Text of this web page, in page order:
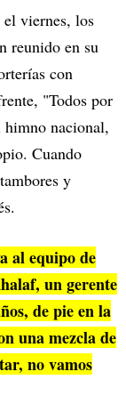
viernes, los
reunido en su
con
"Todos por
nacional,
Cuando
y
al equipo de
un gerente
de pie en la
una mezcla de
no vamos